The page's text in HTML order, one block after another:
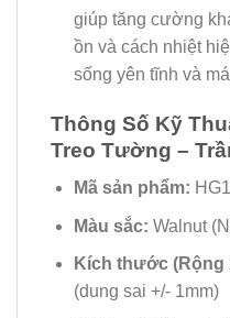
giúp tăng cường
ồn và cách nhiệt
sống yên tĩnh và
Thông Số Kỹ
Treo Tường –
Mã sản phẩm:
Màu sắc: Walnut
Kích thước (Rộng
(dung sai +/- 1mm)